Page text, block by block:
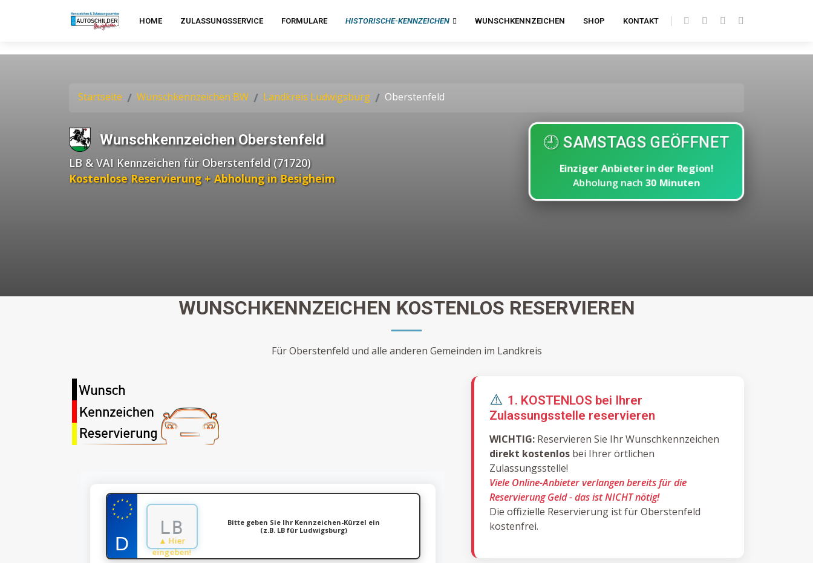
HOME ZULASSUNGSSERVICE FORMULARE HISTORISCHE-KENNZEICHEN WUNSCHKENNZEICHEN SHOP KONTAKT
Startseite Wunschkennzeichen BW Landkreis Ludwigsburg Oberstenfeld
Wunschkennzeichen Oberstenfeld
LB & VAI Kennzeichen für Oberstenfeld (71720)
Kostenlose Reservierung + Abholung in Besigheim
🕘 SAMSTAGS GEÖFFNET
Einziger Anbieter in der Region!
Abholung nach30 Minuten
WUNSCHKENNZEICHEN KOSTENLOS RESERVIEREN
Für Oberstenfeld und alle anderen Gemeinden im Landkreis
★ ★
★
★
★
★
★
★
★
★
★
★
▲ Hier
eingeben!
Bitte geben Sie Ihr Kennzeichen-Kürzel ein
(z.B. LB für Ludwigsburg)
⚠️ 1. KOSTENLOS bei Ihrer
Zulassungsstelle reservieren
WICHTIG: Reservieren Sie Ihr Wunschkennzeichen
direkt kostenlos bei Ihrer örtlichen
Zulassungsstelle!
Viele Online-Anbieter verlangen bereits für die
Reservierung Geld - das ist NICHT nötig!
Die offizielle Reservierung ist für Oberstenfeld
kostenfrei.